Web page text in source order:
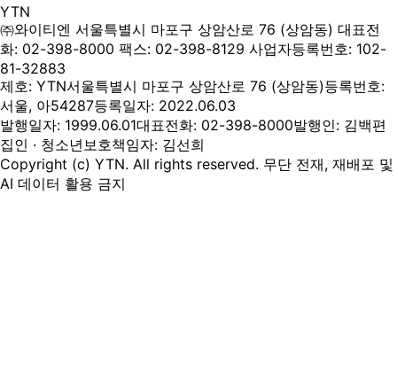
YTN
㈜와이티엔 서울특별시 마포구 상암산로 76 (상암동) 대표전
화: 02-398-8000 팩스: 02-398-8129 사업자등록번호: 102-
81-32883
제호: YTN서울특별시 마포구 상암산로 76 (상암동)등록번호:
서울, 아54287등록일자: 2022.06.03
발행일자: 1999.06.01대표전화: 02-398-8000발행인: 김백편
집인 · 청소년보호책임자: 김선희
Copyright (c) YTN. All rights reserved. 무단 전재, 재배포 및
AI 데이터 활용 금지